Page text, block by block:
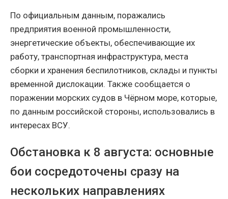
По официальным данным, поражались
предприятия военной промышленности,
энергетические объекты, обеспечивающие их
работу, транспортная инфраструктура, места
сборки и хранения беспилотников, склады и пункты
временной дислокации. Также сообщается о
поражении морских судов в Чёрном море, которые,
по данным российской стороны, использовались в
интересах ВСУ.
Обстановка к 8 августа: основные
бои сосредоточены сразу на
нескольких направлениях